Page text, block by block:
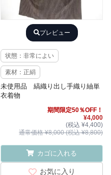
プレビュー
状態：非常によい
素材：正絹
未使用品 縞織り出し手織り紬単
衣着物
期間限定50％OFF！
¥4,000
(税込 ¥4,400)
通常価格 ¥8,000 (税込 ¥8,800)
カゴに入れる
お気に入り